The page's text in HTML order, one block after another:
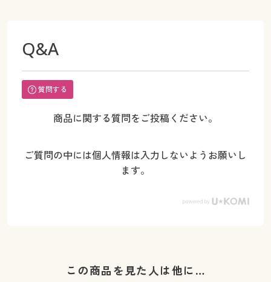
Q&A
質問する
商品に関する質問をご投稿ください。
ご質問の中には個人情報は入力しないようお願いし
ます。
この商品を見た人は他に…